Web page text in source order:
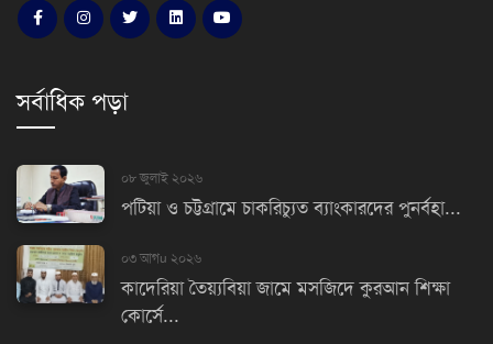
সর্বাধিক পড়া
০৮ জুলাই ২০২৬
পটিয়া ও চট্টগ্রামে চাকরিচ্যুত ব্যাংকারদের পুনর্বহা...
০৩ আগu ২০২৬
কাদেরিয়া তৈয়্যবিয়া জামে মসজিদে কুরআন শিক্ষা
কোর্সে...